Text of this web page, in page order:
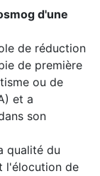
d'une
de réduction
de première
ou de
et a
son
qualité du
l'élocution de